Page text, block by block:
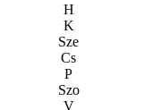
H
K
Sze
Cs
P
Szo
V